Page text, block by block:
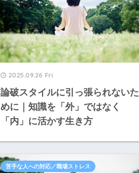
2025.09.26 Fri
論破スタイルに引っ張られないた
めに｜知識を「外」ではなく
「内」に活かす生き方
苦手な人への対応／職場ストレス